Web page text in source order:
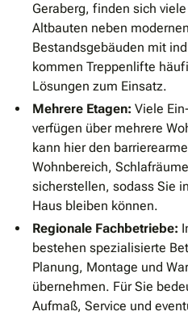
Geraberg, finden sich
Altbauten neben
Bestandsgebäuden mit
kommen Treppenlifte
Lösungen zum Einsatz.
Mehrere Etagen: Viele
verfügen über mehrere
kann hier den
Wohnbereich,
sicherstellen, sodass Sie
Haus bleiben können.
Regionale Fachbetriebe:
bestehen spezialisierte
Planung, Montage und
übernehmen. Für Sie
Aufmaß, Service und